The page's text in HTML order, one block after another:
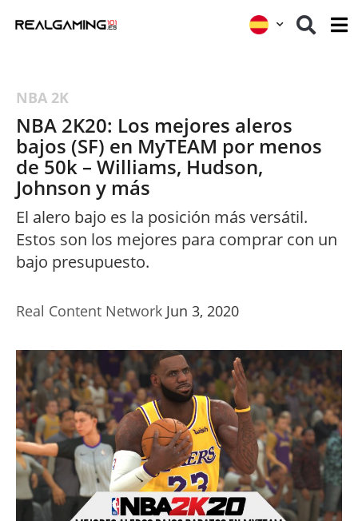
NBA 2K
NBA 2K20: Los mejores aleros
bajos (SF) en MyTEAM por menos
de 50k – Williams, Hudson,
Johnson y más
El alero bajo es la posición más versátil.
Estos son los mejores para comprar con un
bajo presupuesto.
Real Content Network Jun 3, 2020